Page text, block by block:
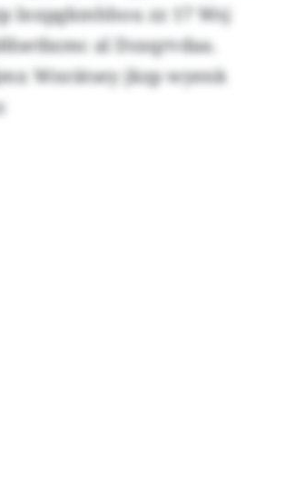
lnxpgkmhhou zz 17 Wsj
al Dsxqrvdaa.
Wnrätsey jkzp wyenk